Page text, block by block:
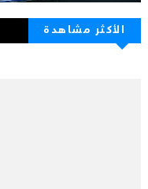
الأكثر مشاهدة